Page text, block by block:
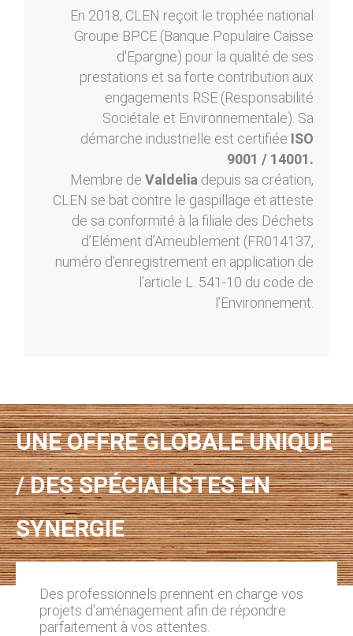
En 2018, CLEN reçoit le trophée national
Groupe BPCE (Banque Populaire Caisse
d'Epargne) pour la qualité de ses
prestations et sa forte contribution aux
engagements RSE (Responsabilité
Sociétale et Environnementale). Sa
démarche industrielle est certifiée ISO
9001 / 14001.
Membre de Valdelia depuis sa création,
CLEN se bat contre le gaspillage et atteste
de sa conformité à la filiale des Déchets
d’Elément d’Ameublement (FR014137,
numéro d’enregistrement en application de
l’article L. 541-10 du code de
l’Environnement.
UNE OFFRE GLOBALE UNIQUE
/ DES SPÉCIALISTES EN
SYNERGIE
Des professionnels prennent en charge vos
projets d'aménagement afin de répondre
parfaitement à vos attentes.